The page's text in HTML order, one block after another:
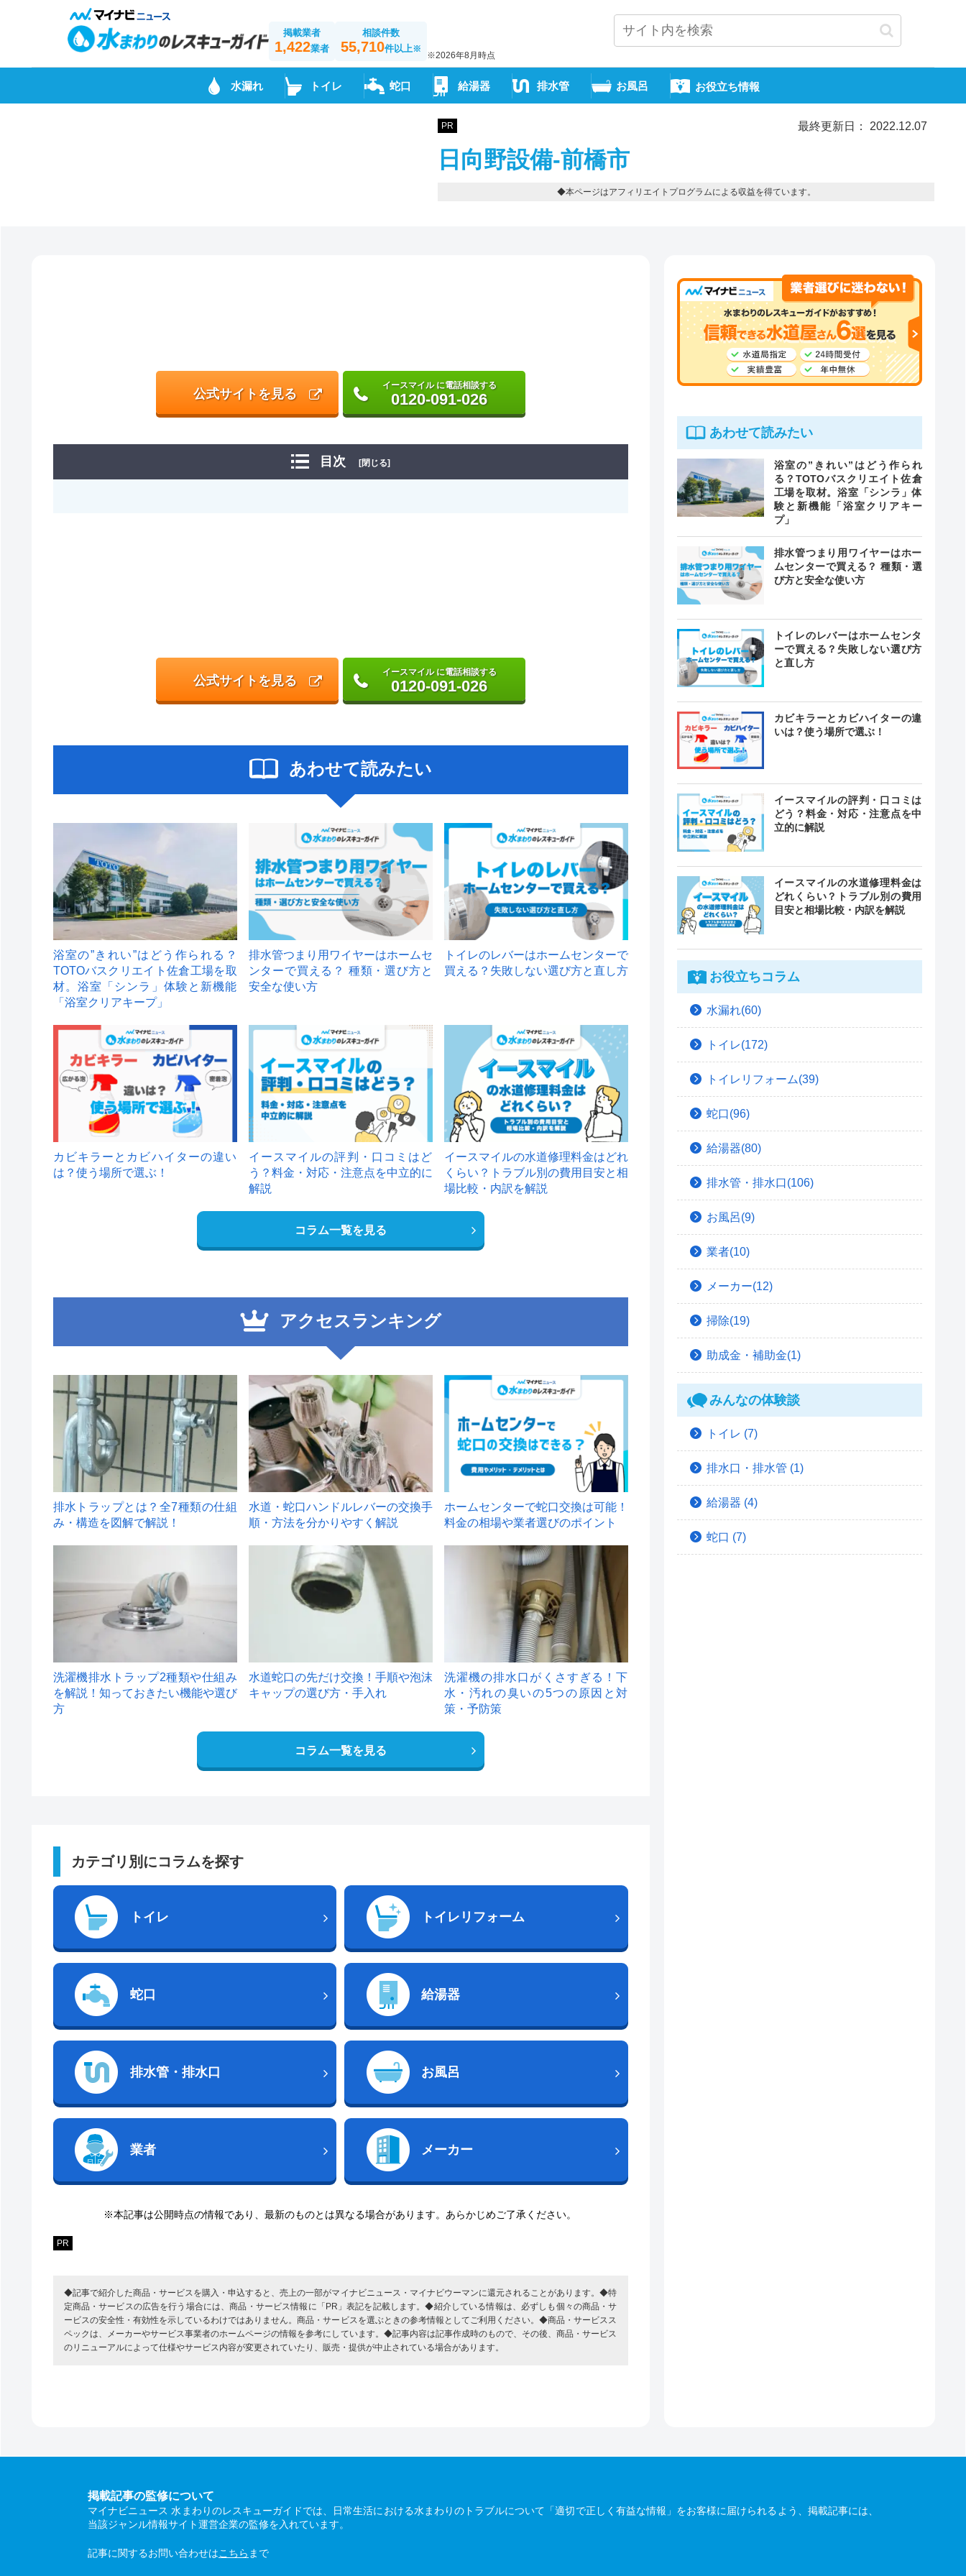
掲載業者
1,422業者
相談件数
55,710件以上※
※2026年8月時点
水漏れ トイレ 蛇口 給湯器 排水管 お風呂 お役立ち情報
PR 最終更新日： 2022.12.07
日向野設備-前橋市
◆本ページはアフィリエイトプログラムによる収益を得ています。
公式サイトを見る
イースマイル に電話相談する
0120-091-026
目次 [閉じる]
公式サイトを見る
イースマイル に電話相談する
0120-091-026
あわせて読みたい
浴室の”きれい”はどう作られる？
TOTOバスクリエイト佐倉工場を取
材。浴室「シンラ」体験と新機能
「浴室クリアキープ」
排水管つまり用ワイヤーはホームセ
ンターで買える？ 種類・選び方と
安全な使い方
トイレのレバーはホームセンターで
買える？失敗しない選び方と直し方
カビキラーとカビハイターの違い
は？使う場所で選ぶ！
イースマイルの評判・口コミはど
う？料金・対応・注意点を中立的に
解説
イースマイルの水道修理料金はどれ
くらい？トラブル別の費用目安と相
場比較・内訳を解説
コラム一覧を見る
アクセスランキング
1
排水トラップとは？全7種類の仕組
み・構造を図解で解説！
2
水道・蛇口ハンドルレバーの交換手
順・方法を分かりやすく解説
ホームセンターで蛇口交換は可能！
料金の相場や業者選びのポイント
洗濯機排水トラップ2種類や仕組み
を解説！知っておきたい機能や選び
方
水道蛇口の先だけ交換！手順や泡沫
キャップの選び方・手入れ
洗濯機の排水口がくさすぎる！下
水・汚れの臭いの5つの原因と対
策・予防策
コラム一覧を見る
カテゴリ別にコラムを探す
トイレ トイレリフォーム
蛇口 給湯器
排水管・排水口 お風呂
業者 メーカー
※本記事は公開時点の情報であり、最新のものとは異なる場合があります。あらかじめご了承ください。
PR
◆記事で紹介した商品・サービスを購入・申込すると、売上の一部がマイナビニュース・マイナビウーマンに還元されることがあります。◆特
定商品・サービスの広告を行う場合には、商品・サービス情報に「PR」表記を記載します。◆紹介している情報は、必ずしも個々の商品・サ
ービスの安全性・有効性を示しているわけではありません。商品・サービスを選ぶときの参考情報としてご利用ください。◆商品・サービスス
ペックは、メーカーやサービス事業者のホームページの情報を参考にしています。◆記事内容は記事作成時のもので、その後、商品・サービス
のリニューアルによって仕様やサービス内容が変更されていたり、販売・提供が中止されている場合があります。
あわせて読みたい
浴室の”きれい”はどう作られ
る？TOTOバスクリエイト佐倉
工場を取材。浴室「シンラ」体
験と新機能「浴室クリアキー
プ」
排水管つまり用ワイヤーはホー
ムセンターで買える？ 種類・選
び方と安全な使い方
トイレのレバーはホームセンタ
ーで買える？失敗しない選び方
と直し方
カビキラーとカビハイターの違
いは？使う場所で選ぶ！
イースマイルの評判・口コミは
どう？料金・対応・注意点を中
立的に解説
イースマイルの水道修理料金は
どれくらい？トラブル別の費用
目安と相場比較・内訳を解説
お役立ちコラム
水漏れ(60)
トイレ(172)
トイレリフォーム(39)
蛇口(96)
給湯器(80)
排水管・排水口(106)
お風呂(9)
業者(10)
メーカー(12)
掃除(19)
助成金・補助金(1)
みんなの体験談
トイレ (7)
排水口・排水管 (1)
給湯器 (4)
蛇口 (7)
掲載記事の監修について
マイナビニュース 水まわりのレスキューガイドでは、日常生活における水まわりのトラブルについて「適切で正しく有益な情報」をお客様に届けられるよう、掲載記事には、
当該ジャンル情報サイト運営企業の監修を入れています。
記事に関するお問い合わせはこちら まで